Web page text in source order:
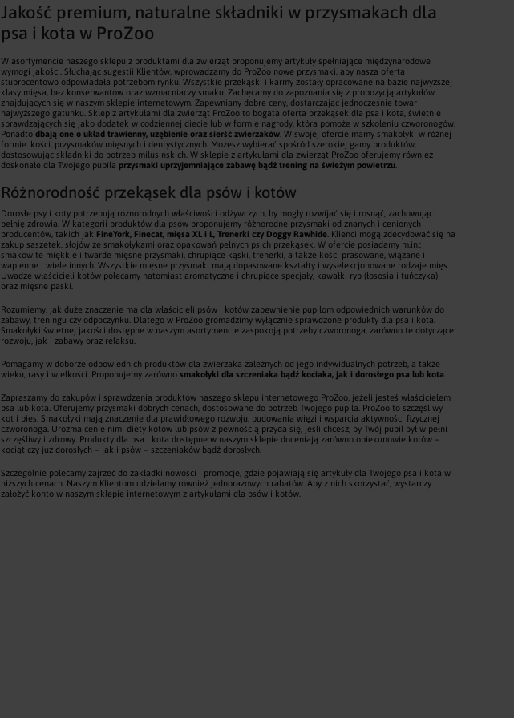
Jakość premium, naturalne składniki w przysmakach dla
psa i kota w ProZoo
W asortymencie naszego sklepu z produktami dla zwierząt proponujemy artykuły spełniające międzynarodowe
wymogi jakości. Słuchając sugestii Klientów, wprowadzamy do ProZoo nowe przysmaki, aby nasza oferta
stuprocentowo odpowiadała potrzebom rynku. Wszystkie przekąski i karmy zostały opracowane na bazie najwyższej
klasy mięsa, bez konserwantów oraz wzmacniaczy smaku. Zachęcamy do zapoznania się z propozycją artykułów
znajdujących się w naszym sklepie internetowym. Zapewniany dobre ceny, dostarczając jednocześnie towar
najwyższego gatunku. Sklep z artykułami dla zwierząt ProZoo to bogata oferta przekąsek dla psa i kota, świetnie
sprawdzających się jako dodatek w codziennej diecie lub w formie nagrody, która pomoże w szkoleniu czworonogów.
Ponadto dbają one o układ trawienny, uzębienie oraz sierść zwierzaków . W swojej ofercie mamy smakołyki w różnej
formie: kości, przysmaków mięsnych i dentystycznych. Możesz wybierać spośród szerokiej gamy produktów,
dostosowując składniki do potrzeb milusińskich. W sklepie z artykułami dla zwierząt ProZoo oferujemy również
doskonałe dla Twojego pupila przysmaki uprzyjemniające zabawę bądź trening na świeżym powietrzu
Różnorodność przekąsek dla psów i kotów
Dorosłe psy i koty potrzebują różnorodnych właściwości odżywczych, by mogły rozwijać się i rosnąć, zachowując
pełnię zdrowia. W kategorii produktów dla psów proponujemy różnorodne przysmaki od znanych i cenionych
producentów, takich jak FineYork, Finecat, mięsa XL i L, Trenerki czy Doggy Rawhide . Klienci mogą zdecydować się na
zakup saszetek, słojów ze smakołykami oraz opakowań pełnych psich przekąsek. W ofercie posiadamy m.in.:
smakowite miękkie i twarde mięsne przysmaki, chrupiące kąski, trenerki, a także kości prasowane, wiązane i
wapienne i wiele innych. Wszystkie mięsne przysmaki mają dopasowane kształty i wyselekcjonowane rodzaje mięs.
Uwadze właścicieli kotów polecamy natomiast aromatyczne i chrupiące specjały, kawałki ryb (łososia i tuńczyka)
oraz mięsne paski.
Rozumiemy, jak duże znaczenie ma dla właścicieli psów i kotów zapewnienie pupilom odpowiednich warunków do
zabawy, treningu czy odpoczynku. Dlatego w ProZoo gromadzimy wyłącznie sprawdzone produkty dla psa i kota.
Smakołyki świetnej jakości dostępne w naszym asortymencie zaspokoją potrzeby czworonoga, zarówno te dotyczące
rozwoju, jak i zabawy oraz relaksu.
Pomagamy w doborze odpowiednich produktów dla zwierzaka zależnych od jego indywidualnych potrzeb, a także
wieku, rasy i wielkości. Proponujemy zarówno smakołyki dla szczeniaka bądź kociaka, jak i dorosłego psa lub kota
Zapraszamy do zakupów i sprawdzenia produktów naszego sklepu internetowego ProZoo, jeżeli jesteś właścicielem
psa lub kota. Oferujemy przysmaki dobrych cenach, dostosowane do potrzeb Twojego pupila. ProZoo to szczęśliwy
kot i pies. Smakołyki mają znaczenie dla prawidłowego rozwoju, budowania więzi i wsparcia aktywności fizycznej
czworonoga. Urozmaicenie nimi diety kotów lub psów z pewnością przyda się, jeśli chcesz, by Twój pupil był w pełni
szczęśliwy i zdrowy. Produkty dla psa i kota dostępne w naszym sklepie doceniają zarówno opiekunowie kotów –
kociąt czy już dorosłych – jak i psów – szczeniaków bądź dorosłych.
Szczególnie polecamy zajrzeć do zakładki nowości i promocje, gdzie pojawiają się artykuły dla Twojego psa i kota w
niższych cenach. Naszym Klientom udzielamy również jednorazowych rabatów. Aby z nich skorzystać, wystarczy
założyć konto w naszym sklepie internetowym z artykułami dla psów i kotów.